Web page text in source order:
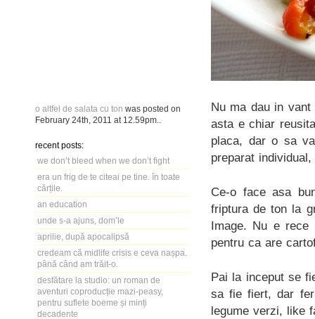
o altfel de salata cu ton was posted on
February 24th, 2011 at 12.59pm
recent posts:
we don’t bleed when we don’t fight
era un frig de te citeai pe tine. în toate
cărțile.
an education
unde s-a ajuns, dom’le
aprilie, după apocalipsă
credeam că midlife crisis e ceva nașpa.
până când am trăit-o.
desfătare la studio: un roman de
aventuri coproducție mazi-peasy,
pentru suflete boeme și minți
decadente
Nu ma dau in
asta e chiar
placa, dar o sa
preparat
Ce-o face asa
friptura de ton la
Image. Nu e
pentru ca are
Pai la inceput se
sa fie fiert, dar
legume verzi, like